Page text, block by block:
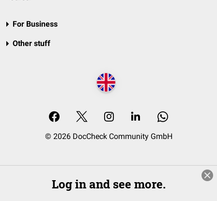
For Business
Other stuff
© 2026 DocCheck Community GmbH
Log in and see more.